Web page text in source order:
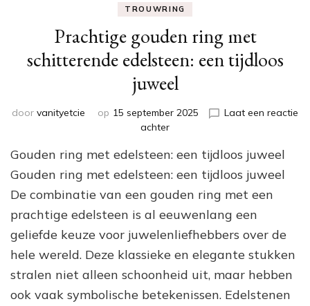
TROUWRING
Prachtige gouden ring met
schitterende edelsteen: een tijdloos
juweel
door vanityetcie op 15 september 2025
Laat een reactie
achterop
gouden
ring
schitterende
edelsteen:
een
tijdloos
juweel
Gouden ring met edelsteen: een tijdloos juweel
Gouden ring met edelsteen: een tijdloos juweel
De combinatie van een gouden ring met een
prachtige edelsteen is al eeuwenlang een
geliefde keuze voor juwelenliefhebbers over de
hele wereld. Deze klassieke en elegante stukken
stralen niet alleen schoonheid uit, maar hebben
ook vaak symbolische betekenissen. Edelstenen